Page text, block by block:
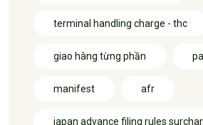
terminal handling charge - thc
giao hàng từng phần
manifest afr
japan advance filing rules